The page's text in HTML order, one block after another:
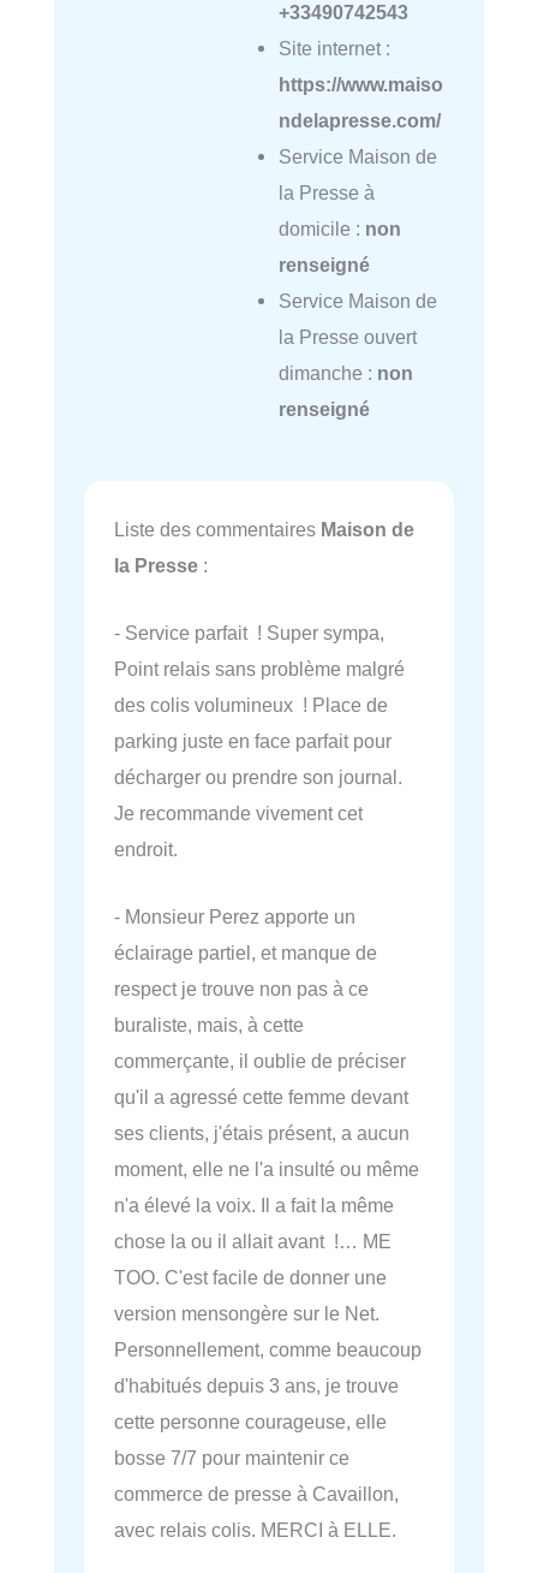
+33490742543
Site internet :
https://www.maiso
ndelapresse.com/
Service Maison de
la Presse à
domicile : non
renseigné
Service Maison de
la Presse ouvert
dimanche : non
renseigné
Liste des commentaires Maison de
la Presse :
- Service parfait ! Super sympa,
Point relais sans problème malgré
des colis volumineux ! Place de
parking juste en face parfait pour
décharger ou prendre son journal.
Je recommande vivement cet
endroit.
- Monsieur Perez apporte un
éclairage partiel, et manque de
respect je trouve non pas à ce
buraliste, mais, à cette
commerçante, il oublie de préciser
qu'il a agressé cette femme devant
ses clients, j'étais présent, a aucun
moment, elle ne l'a insulté ou même
n'a élevé la voix. Il a fait la même
chose la ou il allait avant !… ME
TOO. C'est facile de donner une
version mensongère sur le Net.
Personnellement, comme beaucoup
d'habitués depuis 3 ans, je trouve
cette personne courageuse, elle
bosse 7/7 pour maintenir ce
commerce de presse à Cavaillon,
avec relais colis. MERCI à ELLE.